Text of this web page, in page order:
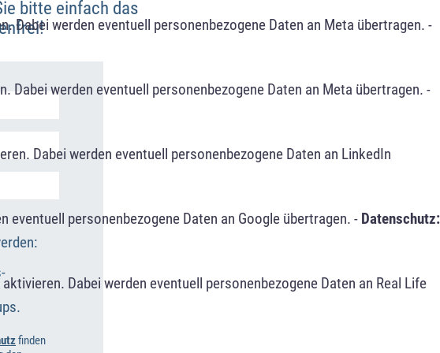
werden eventuell personenbezogene Daten an Meta übertragen. -
werden eventuell personenbezogene Daten an Meta übertragen. -
Dabei werden eventuell personenbezogene Daten an LinkedIn
personenbezogene Daten an Google übertragen. - Datenschutz:
Dabei werden eventuell personenbezogene Daten an Real Life
bitte einfach das
finden